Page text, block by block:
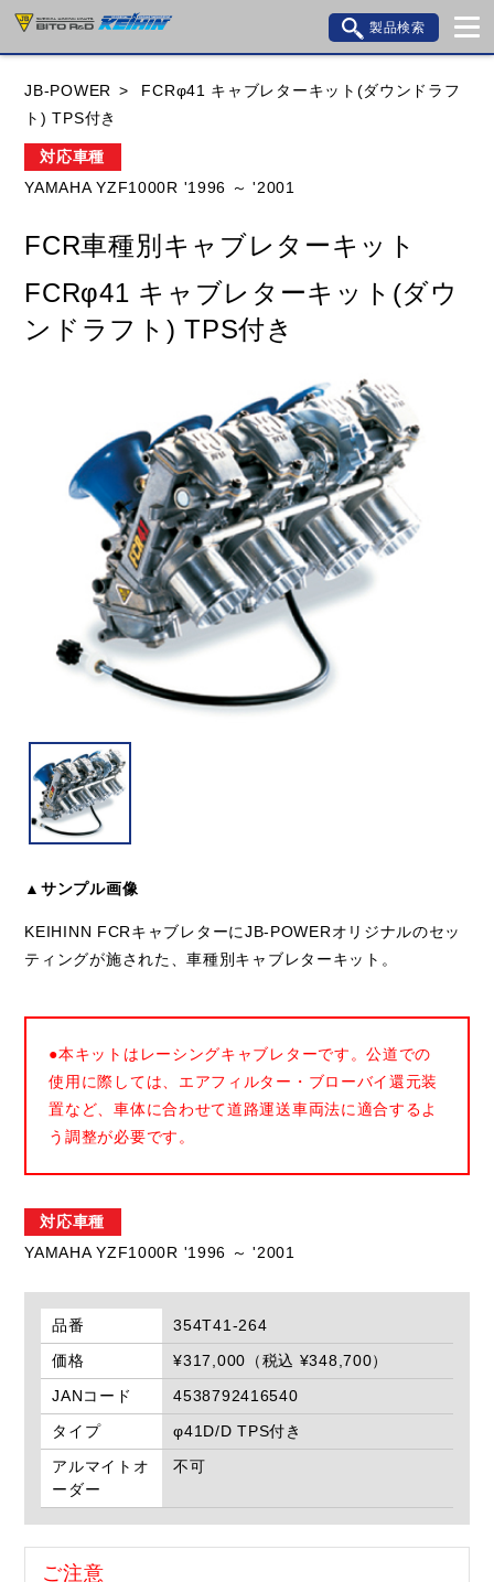
製品検索
車種検索
HONDA YAMAHA SUZUKI
KAWASAKI BMW DUCATI GILERA
HUSQVANA KTM MOTO GUZZI
TRIUMPH
閉じる
JB-POWER
FCRφ41 キャブレターキット(ダウンドラフ
ト) TPS付き
対応車種
YAMAHA YZF1000R '1996 ～ '2001
FCR車種別キャブレターキット
FCRφ41 キャブレターキット(ダウ
ンドラフト) TPS付き
▲サンプル画像
KEIHINN FCRキャブレターにJB-POWERオリジナルのセッ
ティングが施された、車種別キャブレターキット。
●本キットはレーシングキャブレターです。公道での
使用に際しては、エアフィルター・ブローバイ還元装
置など、車体に合わせて道路運送車両法に適合するよ
う調整が必要です。
対応車種
YAMAHA YZF1000R '1996 ～ '2001
品番
354T41-264
価格
¥317,000（税込 ¥348,700）
JANコード
4538792416540
タイプ
φ41D/D TPS付き
アルマイトオ
ーダー
不可
ご注意